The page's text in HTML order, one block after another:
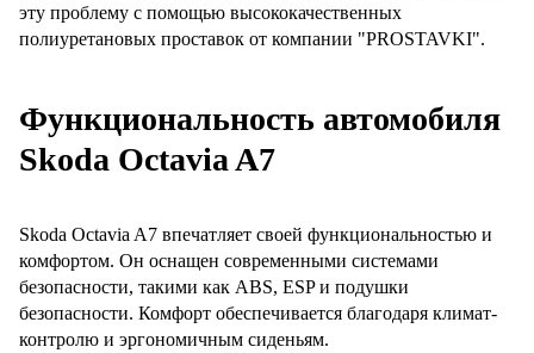
эту проблему с помощью высококачественных
полиуретановых проставок от компании "PROSTAVKI".
Функциональность автомобиля
Skoda Octavia A7
Skoda Octavia A7 впечатляет своей функциональностью и
комфортом. Он оснащен современными системами
безопасности, такими как ABS, ESP и подушки
безопасности. Комфорт обеспечивается благодаря климат-
контролю и эргономичным сиденьям.